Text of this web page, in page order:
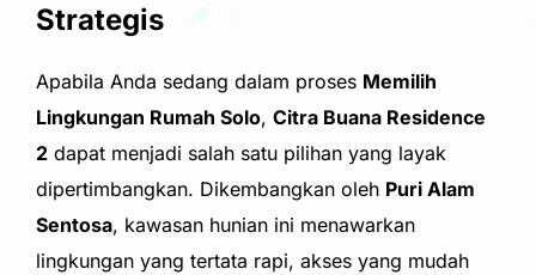
Strategis
Apabila Anda sedang dalam proses Memilih
Lingkungan Rumah Solo, Citra Buana Residence
2 dapat menjadi salah satu pilihan yang layak
dipertimbangkan. Dikembangkan oleh Puri Alam
Sentosa, kawasan hunian ini menawarkan
lingkungan yang tertata rapi, akses yang mudah